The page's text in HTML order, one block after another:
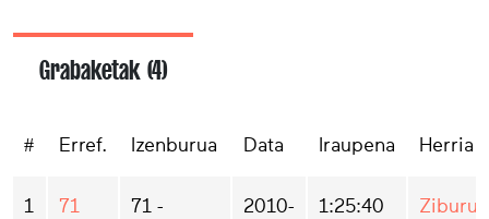
Grabaketak (4)
# Erref. Izenburua Data Iraupena Herria
1 71
71 -
2010-
1:25:40 Ziburu